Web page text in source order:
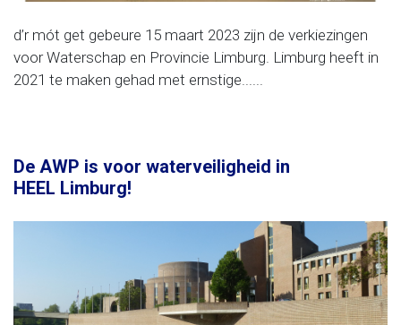
d’r mót get gebeure 15 maart 2023 zijn de verkiezingen
voor Waterschap en Provincie Limburg. Limburg heeft in
2021 te maken gehad met ernstige......
De AWP is voor waterveiligheid in
HEEL Limburg!